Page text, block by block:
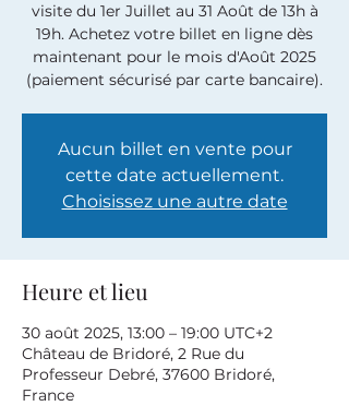
visite du 1er Juillet au 31 Août de 13h à
19h. Achetez votre billet en ligne dès
maintenant pour le mois d'Août 2025
(paiement sécurisé par carte bancaire).
Aucun billet en vente pour
cette date actuellement.
Choisissez une autre date
Heure et lieu
30 août 2025, 13:00 – 19:00 UTC+2
Château de Bridoré, 2 Rue du
Professeur Debré, 37600 Bridoré,
France